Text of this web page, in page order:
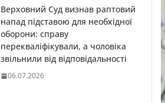
Верховний Суд визнав раптовий
напад підставою для необхідної
оборони: справу
перекваліфікували, а чоловіка
звільнили від відповідальності
06.07.2026